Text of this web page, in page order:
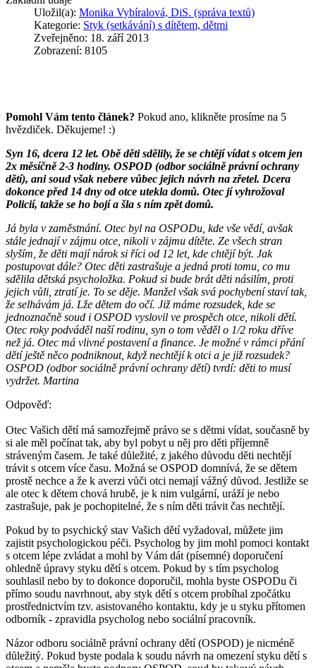
Uložil(a): Monika Vybíralová, DiS. (správa textů)
Kategorie: Styk (setkávání) s dítětem, dětmi
Zveřejněno: 18. září 2013
Zobrazení: 8105
Pomohl Vám tento článek? Pokud ano, klikněte prosíme na 5
hvězdiček. Děkujeme! :)
Syn 16, dcera 12 let. Obě děti sdělily, že se chtějí vídat s otcem jen
2x měsíčně 2-3 hodiny. OSPOD (odbor sociálně právní ochrany
dětí), ani soud však nebere vůbec jejich návrh na zřetel. Dcera
dokonce před 14 dny od otce utekla domů. Otec jí vyhrožoval
Policií, takže se ho bojí a šla s ním zpět domů.
Já byla v zaměstnání. Otec byl na OSPODu, kde vše vědí, avšak
stále jednají v zájmu otce, nikoli v zájmu dítěte. Ze všech stran
slyším, že děti mají nárok si říci od 12 let, kde chtějí být. Jak
postupovat dále? Otec děti zastrašuje a jedná proti tomu, co mu
sdělila dětská psycholožka. Pokud si bude brát děti násilím, proti
jejich vůli, ztratí je. To se děje. Manžel však svá pochybení staví tak,
že selhávám já. Lže dětem do očí. Již máme rozsudek, kde se
jednoznačně soud i OSPOD vyslovil ve prospěch otce, nikoli dětí.
Otec roky podváděl naší rodinu, syn o tom věděl o 1/2 roku dříve
než já. Otec má vlivné postavení a finance. Je možné v rámci přání
dětí ještě něco podniknout, když nechtějí k otci a je již rozsudek?
OSPOD (odbor sociálně právní ochrany dětí) tvrdí: děti to musí
vydržet. Martina
Odpověď:
Otec Vašich dětí má samozřejmě právo se s dětmi vídat, současně by
si ale měl počínat tak, aby byl pobyt u něj pro děti příjemně
stráveným časem. Je také důležité, z jakého důvodu děti nechtějí
trávit s otcem více času. Možná se OSPOD domnívá, že se dětem
prostě nechce a že k averzi vůči otci nemají vážný důvod. Jestliže se
ale otec k dětem chová hrubě, je k nim vulgární, uráží je nebo
zastrašuje, pak je pochopitelné, že s ním děti trávit čas nechtějí.
Pokud by to psychický stav Vašich dětí vyžadoval, můžete jim
zajistit psychologickou péči. Psycholog by jim mohl pomoci kontakt
s otcem lépe zvládat a mohl by Vám dát (písemné) doporučení
ohledně úpravy styku dětí s otcem. Pokud by s tím psycholog
souhlasil nebo by to dokonce doporučil, mohla byste OSPODu či
přímo soudu navrhnout, aby styk dětí s otcem probíhal zpočátku
prostřednictvím tzv. asistovaného kontaktu, kdy je u styku přítomen
odborník - zpravidla psycholog nebo sociální pracovník.
Názor odboru sociálně právní ochrany dětí (OSPOD) je nicméně
důležitý. Pokud byste podala k soudu návrh na omezení styku dětí s